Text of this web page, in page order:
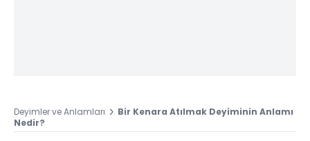
Deyimler ve Anlamları
Bir Kenara Atılmak Deyiminin Anlamı
Nedir?